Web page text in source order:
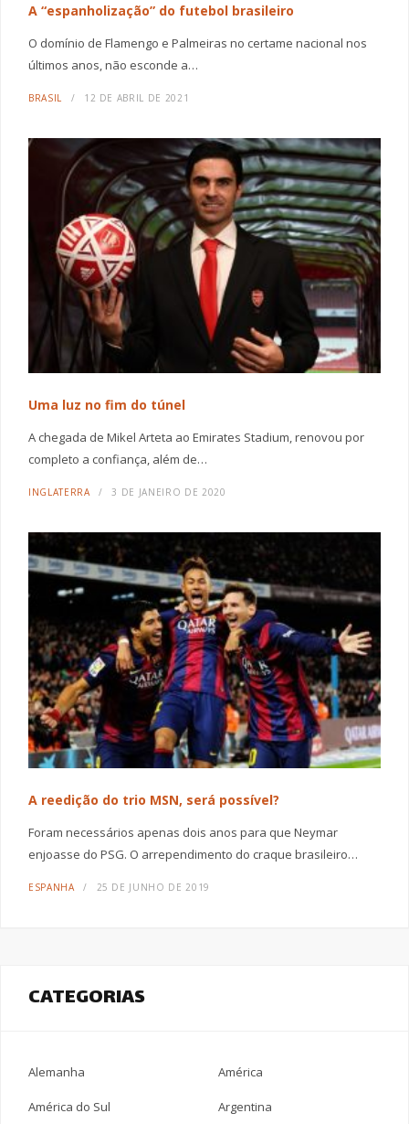
A “espanholização” do futebol brasileiro
O domínio de Flamengo e Palmeiras no certame nacional nos
últimos anos, não esconde a…
BRASIL 12 DE ABRIL DE 2021
Uma luz no fim do túnel
A chegada de Mikel Arteta ao Emirates Stadium, renovou por
completo a confiança, além de…
INGLATERRA 3 DE JANEIRO DE 2020
A reedição do trio MSN, será possível?
Foram necessários apenas dois anos para que Neymar
enjoasse do PSG. O arrependimento do craque brasileiro…
ESPANHA 25 DE JUNHO DE 2019
CATEGORIAS
Alemanha América
América do Sul Argentina